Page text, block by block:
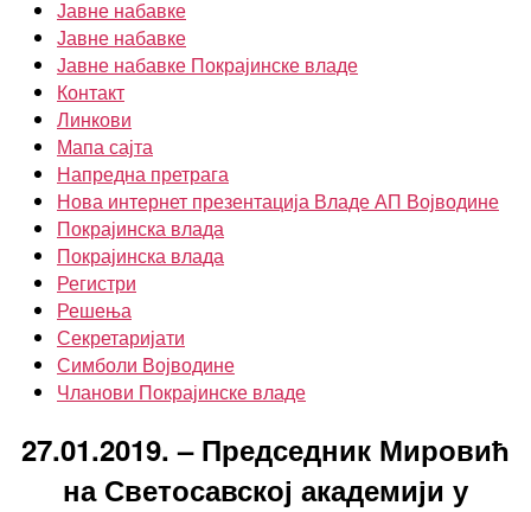
Јавне набавке
Јавне набавке
Јавне набавке Покрајинске владе
Контакт
Линкови
Мапа сајта
Напредна претрага
Нова интернет презентација Владе АП Војводине
Покрајинска влада
Покрајинска влада
Регистри
Решења
Секретаријати
Симболи Војводине
Чланови Покрајинске владе
27.01.2019. – Председник Мировић
на Светосавској академији у